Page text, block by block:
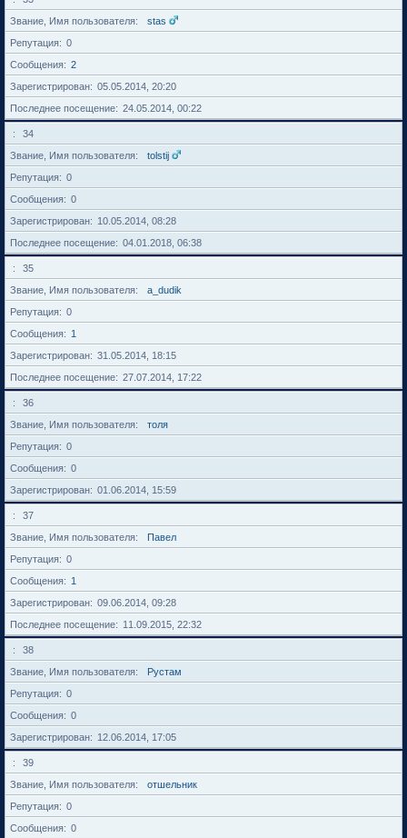
Звание, Имя пользователя
stas
Репутация
0
Сообщения
2
Зарегистрирован
05.05.2014, 20:20
Последнее посещение
24.05.2014, 00:22
34
Звание, Имя пользователя
tolstij
Репутация
0
Сообщения
0
Зарегистрирован
10.05.2014, 08:28
Последнее посещение
04.01.2018, 06:38
35
Звание, Имя пользователя
a_dudik
Репутация
0
Сообщения
1
Зарегистрирован
31.05.2014, 18:15
Последнее посещение
27.07.2014, 17:22
36
Звание, Имя пользователя
толя
Репутация
0
Сообщения
0
Зарегистрирован
01.06.2014, 15:59
37
Звание, Имя пользователя
Павел
Репутация
0
Сообщения
1
Зарегистрирован
09.06.2014, 09:28
Последнее посещение
11.09.2015, 22:32
38
Звание, Имя пользователя
Рустам
Репутация
0
Сообщения
0
Зарегистрирован
12.06.2014, 17:05
39
Звание, Имя пользователя
отшельник
Репутация
0
Сообщения
0